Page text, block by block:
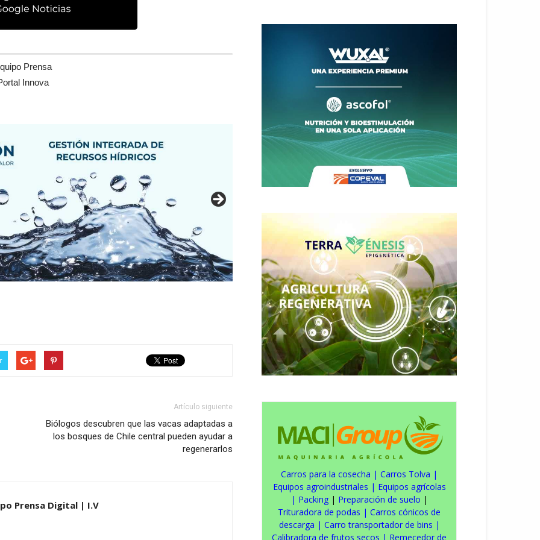
Prensa
Innova
Artículo siguiente
Biólogos descubren que las vacas adaptadas a
los bosques de Chile central pueden ayudar a
regenerarlos
Prensa Digital | I.V
Carros para la cosecha | Carros Tolva |
Equipos agroindustriales | Equipos agrícolas
| Packing| Preparación de suelo |
Trituradora de podas | Carros cónicos de
descarga | Carro transportador de bins |
Calibradora de frutos secos | Remecedor de